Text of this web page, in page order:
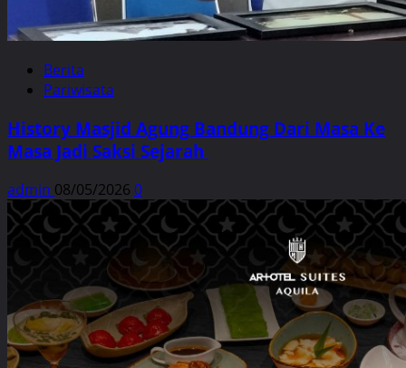
Berita
Pariwisata
History Masjid Agung Bandung Dari Masa Ke
Masa Jadi Saksi Sejarah
admin 08/05/2026 0